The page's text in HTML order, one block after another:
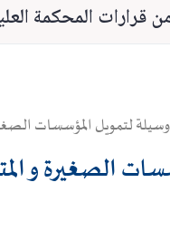
قرارات المحكمة
لتمويل المؤسسات
الصغيرة و